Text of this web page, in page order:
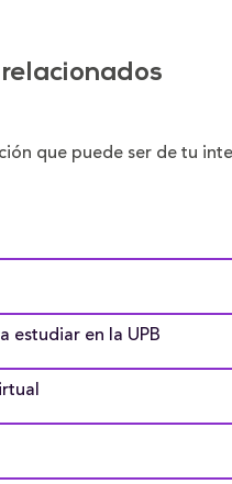
que puede ser de tu
estudiar en la UPB